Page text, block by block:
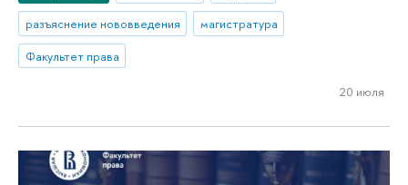
разъяснение нововведения
магистратура
Факультет права
20 июля